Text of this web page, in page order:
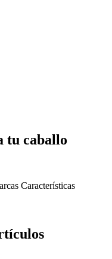
tu caballo
Características